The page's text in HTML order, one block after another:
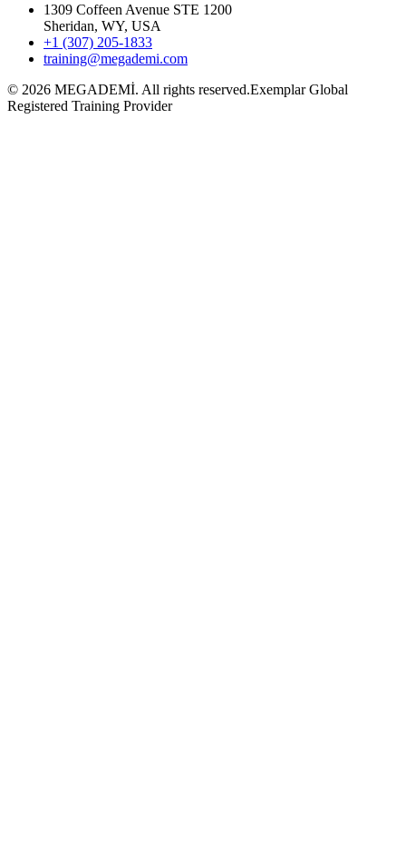
1309 Coffeen Avenue STE 1200
Sheridan, WY, USA
+1 (307) 205-1833
training@megademi.com
© 2026 MEGADEMİ. All rights reserved.Exemplar Global
Registered Training Provider